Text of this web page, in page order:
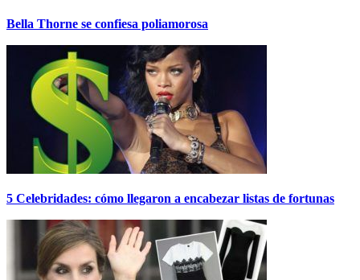
Bella Thorne se confiesa poliamorosa
5 Celebridades: cómo llegaron a encabezar listas de fortunas